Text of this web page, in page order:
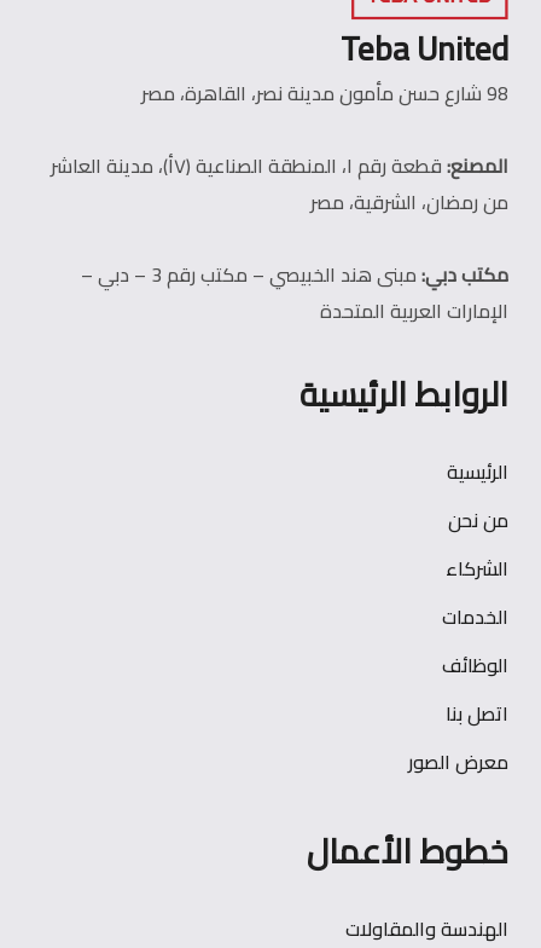
Teba United
98 شارع حسن مأمون مدينة نصر، القاهرة، مصر
المصنع:
قطعة رقم ١، المنطقة الصناعية (٧أ)، مدينة العاشر
من رمضان، الشرقية، مصر
مكتب دبي:
مبنى هند الخبيصي – مكتب رقم 3 – دبي –
الإمارات العربية المتحدة
الروابط الرئيسية
الرئيسية
من نحن
الشركاء
الخدمات
الوظائف
اتصل بنا
معرض الصور
خطوط الأعمال
الهندسة والمقاولات